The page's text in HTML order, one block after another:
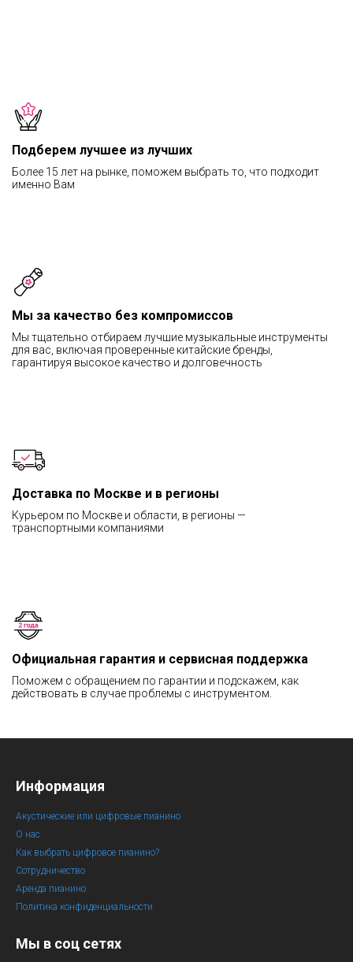
Подберем лучшее из лучших
Более 15 лет на рынке, поможем выбрать то, что подходит
именно Вам
Мы за качество без компромиссов
Мы тщательно отбираем лучшие музыкальные инструменты
для вас, включая проверенные китайские бренды,
гарантируя высокое качество и долговечность
Доставка по Москве и в регионы
Курьером по Москве и области, в регионы —
транспортными компаниями
Официальная гарантия и сервисная поддержка
Поможем с обращением по гарантии и подскажем, как
действовать в случае проблемы с инструментом.
Информация
Акустические или цифровые пианино
О нас
Как выбрать цифровое пианино?
Сотрудничество
Аренда пианино
Политика конфиденциальности
Мы в соц сетях